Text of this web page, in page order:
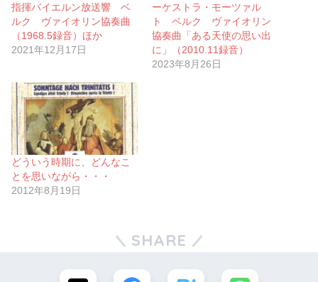
指揮バイエルン放送響 ベ
ルク ヴァイオリン協奏曲
（1968.5録音）ほか
2021年12月17日
ーケストラ・モーツァル
ト ベルク ヴァイオリン
協奏曲「ある天使の思い出
に」（2010.11録音）
2023年8月26日
どういう時期に、どんなこ
とを思いながら・・・
2012年8月19日
SHARE